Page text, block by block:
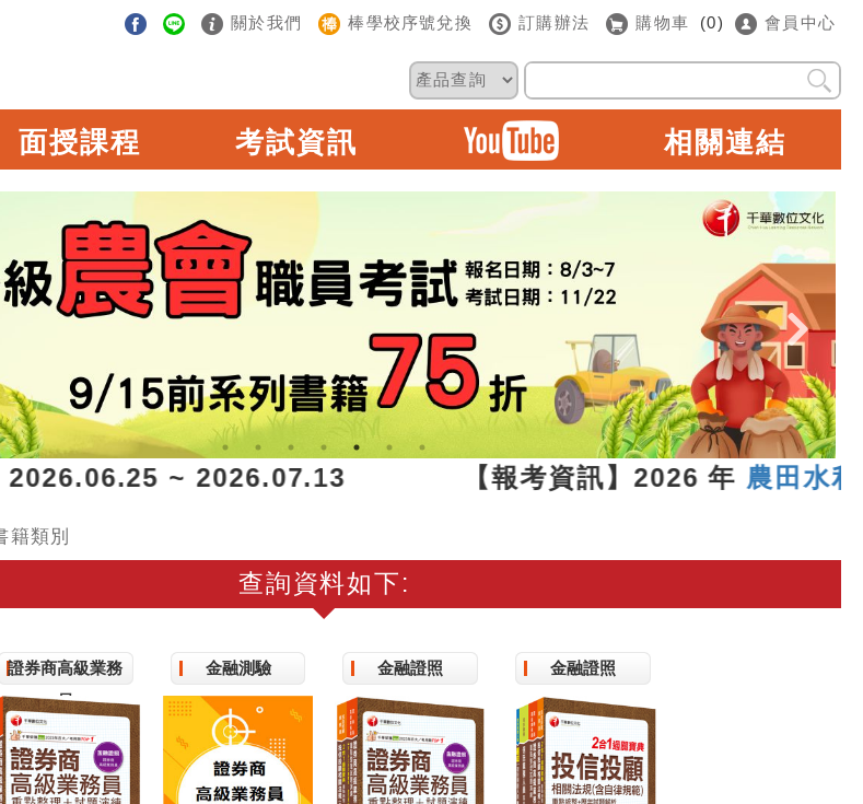
關於我們 棒學校序號兌換 訂購辦法 購物車 (0) 會員中心
面授課程 考試資訊 相關連結
~ 2026.07.13 【報考資訊】2026 年農田水利新進
籍類別
查詢資料如下:
證券商高級業務
員
金融測驗 金融證照 金融證照